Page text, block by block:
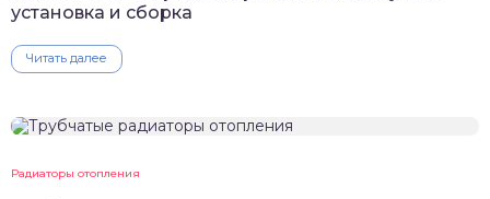
установка и сборка
Читать далее
Радиаторы отопления